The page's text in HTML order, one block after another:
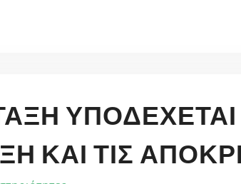
ΚΑΙ ΤΙΣ